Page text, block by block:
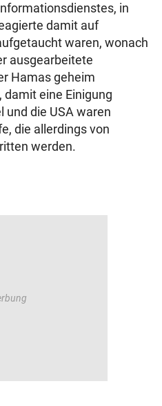
in
damit auf
waren, wonach
ausgearbeitete
Hamas geheim
eine Einigung
und die USA waren
die allerdings von
werden.